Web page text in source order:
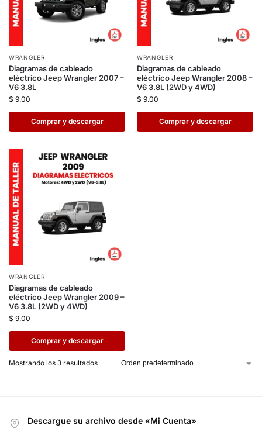
WRANGLER
Diagramas de cableado
eléctrico Jeep Wrangler 2007 –
V6 3.8L
$ 9.00
Comprar y descargar
WRANGLER
Diagramas de cableado
eléctrico Jeep Wrangler 2008 –
V6 3.8L (2WD y 4WD)
$ 9.00
Comprar y descargar
WRANGLER
Diagramas de cableado
eléctrico Jeep Wrangler 2009 –
V6 3.8L (2WD y 4WD)
$ 9.00
Comprar y descargar
Mostrando los 3 resultados
Descargue su archivo desde «Mi Cuenta»